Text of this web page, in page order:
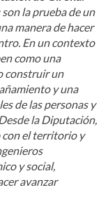
la prueba de un
manera de hacer
En un contexto
como una
construir un
y una
de las personas y
la Diputación,
con el territorio y
y social,
avanzar